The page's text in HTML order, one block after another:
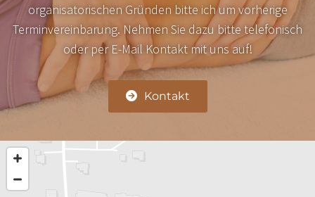
organisatorischen Gründen bitte ich um vorherige
Terminvereinbarung. Nehmen Sie dazu bitte telefonisch
oder per E-Mail Kontakt mit uns auf!
Kontakt